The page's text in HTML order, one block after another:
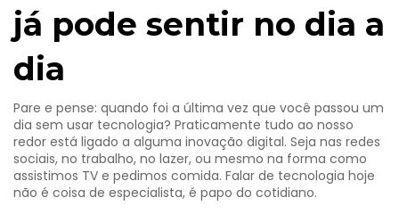
já pode sentir no dia a
dia
Pare e pense: quando foi a última vez que você passou um
dia sem usar tecnologia? Praticamente tudo ao nosso
redor está ligado a alguma inovação digital. Seja nas redes
sociais, no trabalho, no lazer, ou mesmo na forma como
assistimos TV e pedimos comida. Falar de tecnologia hoje
não é coisa de especialista, é papo do cotidiano.